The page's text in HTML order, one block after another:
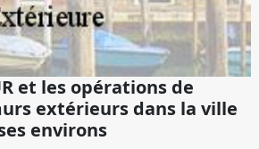
et les opérations de
extérieurs dans la ville
environs